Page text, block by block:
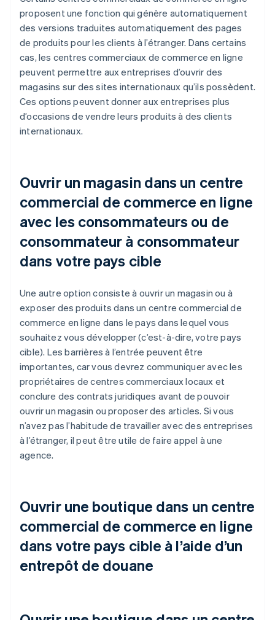
proposent une fonction qui génère automatiquement
des versions traduites automatiquement des pages
de produits pour les clients à l’étranger. Dans certains
cas, les centres commerciaux de commerce en ligne
peuvent permettre aux entreprises d’ouvrir des
magasins sur des sites internationaux qu’ils possèdent.
Ces options peuvent donner aux entreprises plus
d’occasions de vendre leurs produits à des clients
internationaux.
Ouvrir un magasin dans un centre
commercial de commerce en ligne
avec les consommateurs ou de
consommateur à consommateur
dans votre pays cible
Une autre option consiste à ouvrir un magasin ou à
exposer des produits dans un centre commercial de
commerce en ligne dans le pays dans lequel vous
souhaitez vous développer (c’est-à-dire, votre pays
cible). Les barrières à l’entrée peuvent être
importantes, car vous devrez communiquer avec les
propriétaires de centres commerciaux locaux et
conclure des contrats juridiques avant de pouvoir
ouvrir un magasin ou proposer des articles. Si vous
n’avez pas l’habitude de travailler avec des entreprises
à l’étranger, il peut être utile de faire appel à une
agence.
Ouvrir une boutique dans un centre
commercial de commerce en ligne
dans votre pays cible à l’aide d’un
entrepôt de douane